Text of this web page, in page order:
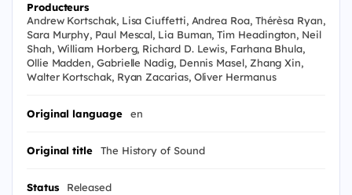
Producteurs
Andrew Kortschak, Lisa Ciuffetti, Andrea Roa, Thérèsa Ryan,
Sara Murphy, Paul Mescal, Lia Buman, Tim Headington, Neil
Shah, William Horberg, Richard D. Lewis, Farhana Bhula,
Ollie Madden, Gabrielle Nadig, Dennis Masel, Zhang Xin,
Walter Kortschak, Ryan Zacarias, Oliver Hermanus
Original language en
Original title The History of Sound
Status Released